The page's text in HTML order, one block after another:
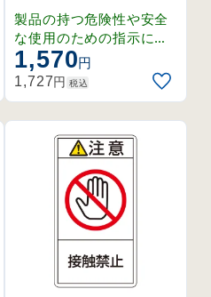
L-102 大 (201102)
製品の持つ危険性や安全
な使用のための指示に関
わるPL警告表示ラベルで
す。シグナルワード、絵
表示、警告文で構成され
を提供します。
1,570円
1,727円 税込